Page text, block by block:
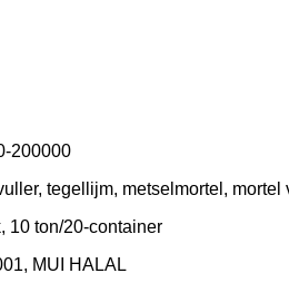
200000
tegellijm, metselmortel,
10 ton/20-container
MUI HALAL